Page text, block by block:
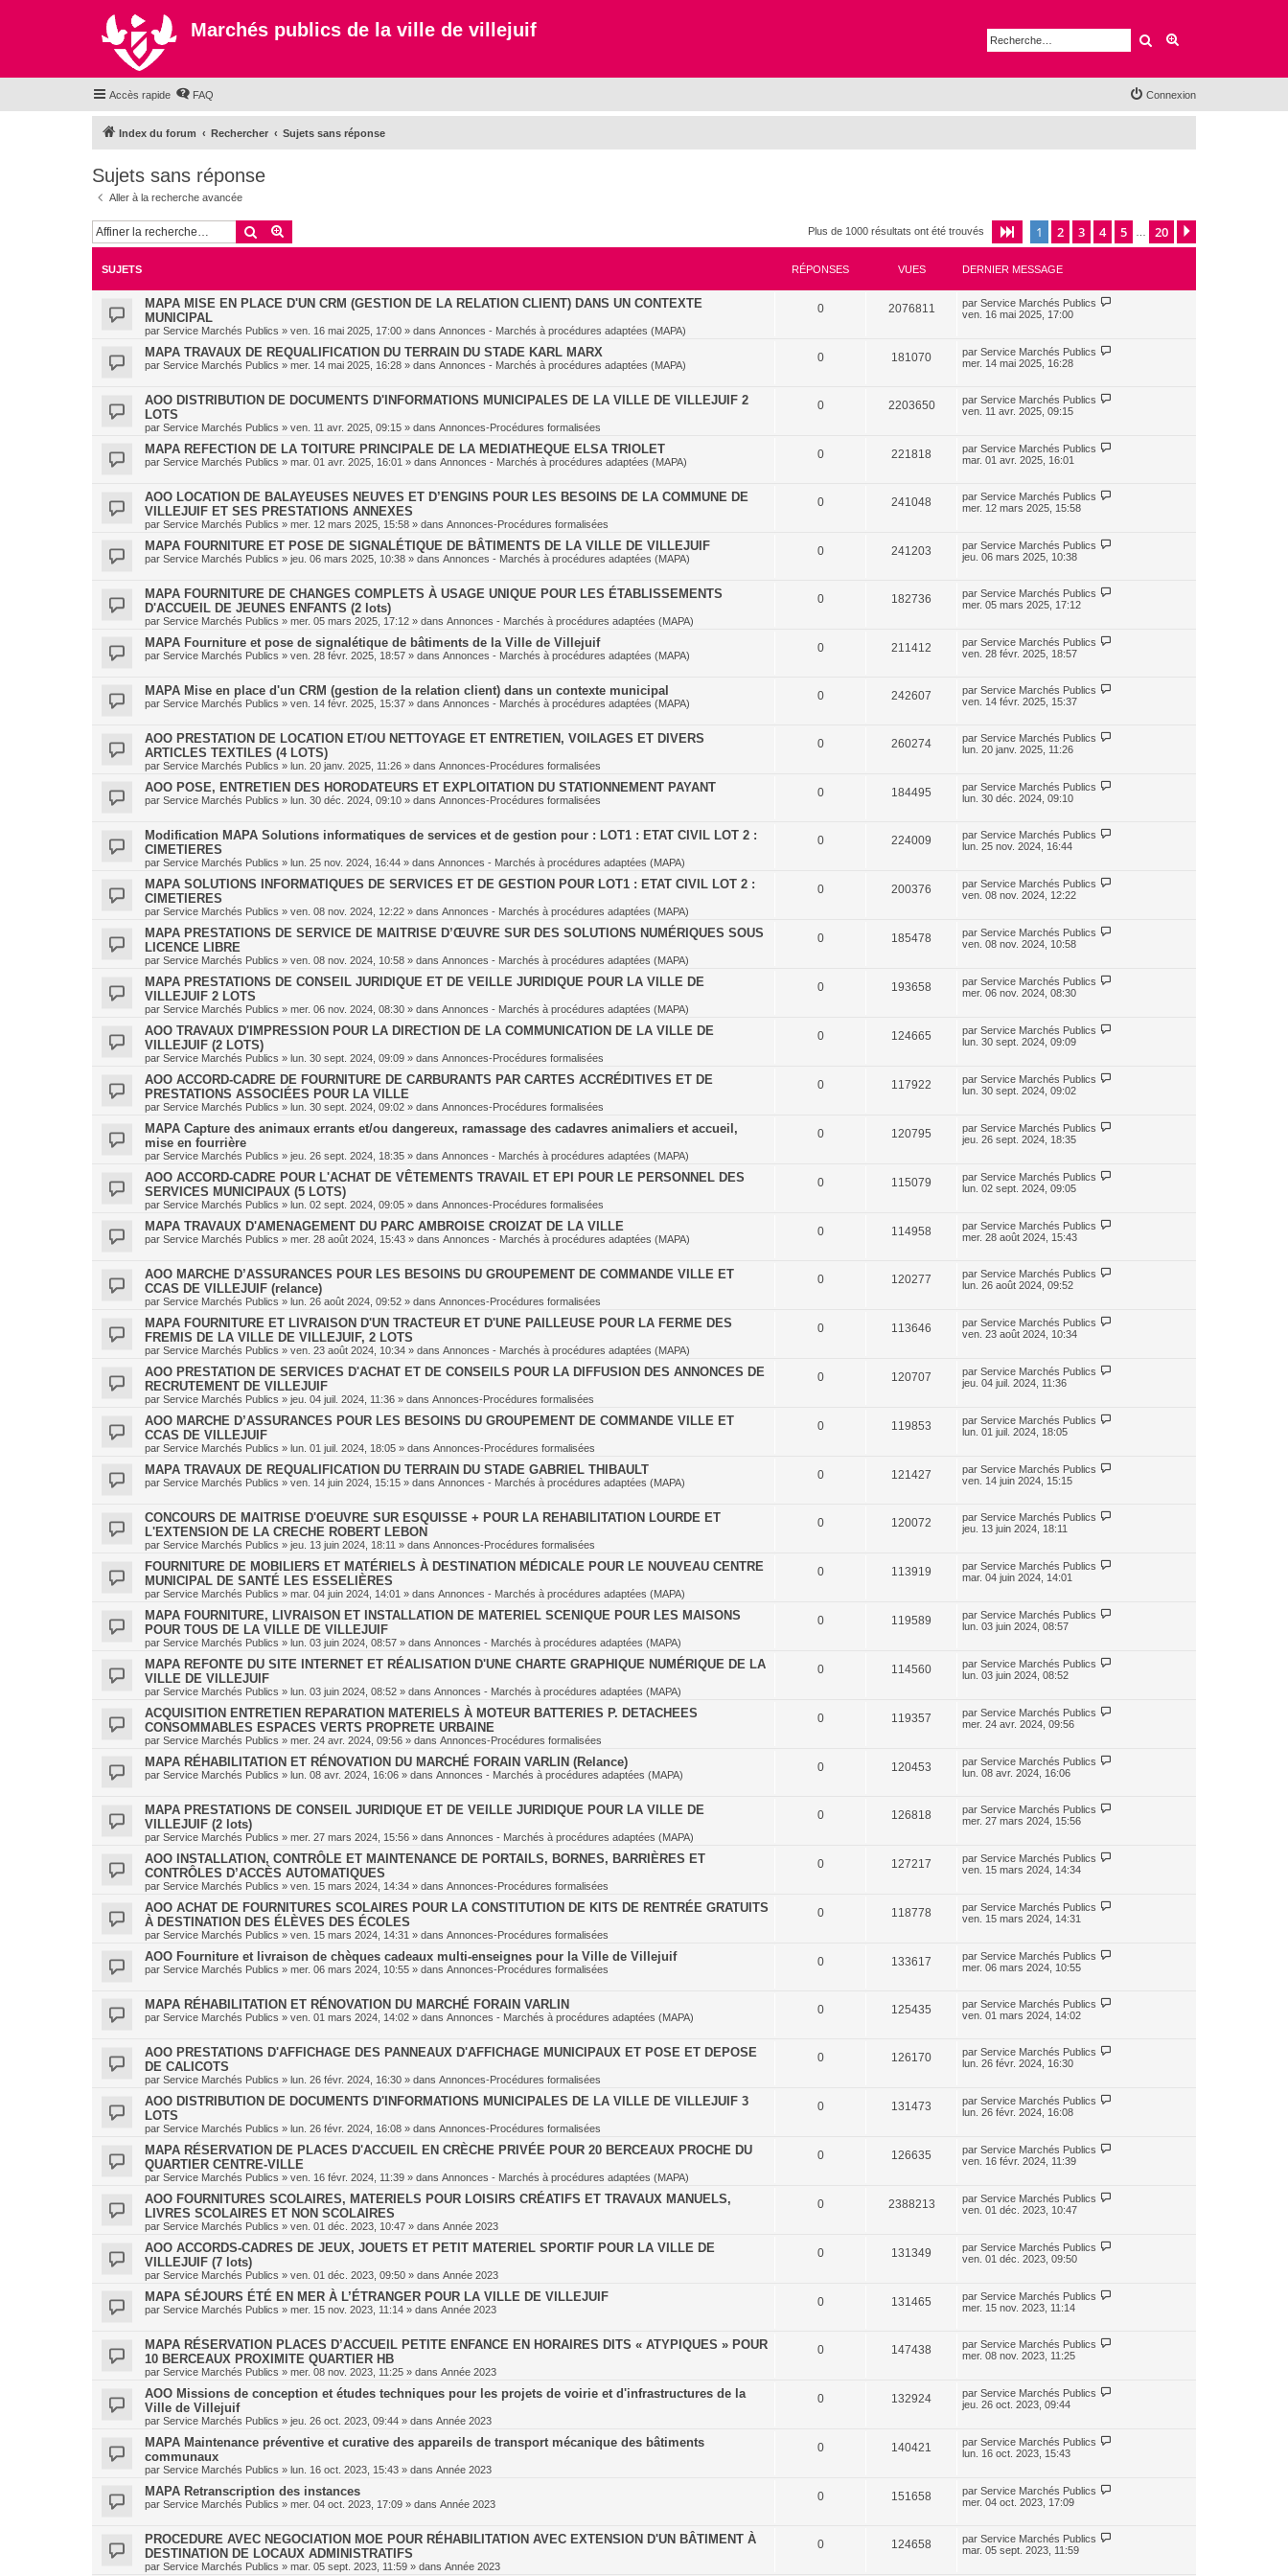
Marchés publics de la ville de villejuif Rechercher
Accès rapide FAQ Connexion
Index du forum Rechercher Sujets sans réponse
Sujets sans réponse
Aller à la recherche avancée
Rechercher Plus de 1000 résultats ont été trouvés Page sur20
1 2 3 4 5 20
SUJETS RÉPONSES VUES DERNIER MESSAGE
MAPA MISE EN PLACE D'UN CRM (GESTION DE LA RELATION CLIENT) DANS UN CONTEXTE
MUNICIPAL
par Service Marchés Publics » ven. 16 mai 2025, 17:00 » dans Annonces - Marchés à procédures adaptées (MAPA)
0 2076811 par Service Marchés Publics
ven. 16 mai 2025, 17:00
MAPA TRAVAUX DE REQUALIFICATION DU TERRAIN DU STADE KARL MARX
par Service Marchés Publics » mer. 14 mai 2025, 16:28 » dans Annonces - Marchés à procédures adaptées (MAPA)
0 181070 par Service Marchés Publics
mer. 14 mai 2025, 16:28
AOO DISTRIBUTION DE DOCUMENTS D'INFORMATIONS MUNICIPALES DE LA VILLE DE VILLEJUIF 2
LOTS
par Service Marchés Publics » ven. 11 avr. 2025, 09:15 » dans Annonces-Procédures formalisées
0 2203650 par Service Marchés Publics
ven. 11 avr. 2025, 09:15
MAPA REFECTION DE LA TOITURE PRINCIPALE DE LA MEDIATHEQUE ELSA TRIOLET
par Service Marchés Publics » mar. 01 avr. 2025, 16:01 » dans Annonces - Marchés à procédures adaptées (MAPA)
0 221818 par Service Marchés Publics
mar. 01 avr. 2025, 16:01
AOO LOCATION DE BALAYEUSES NEUVES ET D’ENGINS POUR LES BESOINS DE LA COMMUNE DE
VILLEJUIF ET SES PRESTATIONS ANNEXES
par Service Marchés Publics » mer. 12 mars 2025, 15:58 » dans Annonces-Procédures formalisées
0 241048 par Service Marchés Publics
mer. 12 mars 2025, 15:58
MAPA FOURNITURE ET POSE DE SIGNALÉTIQUE DE BÂTIMENTS DE LA VILLE DE VILLEJUIF
par Service Marchés Publics » jeu. 06 mars 2025, 10:38 » dans Annonces - Marchés à procédures adaptées (MAPA)
0 241203 par Service Marchés Publics
jeu. 06 mars 2025, 10:38
MAPA FOURNITURE DE CHANGES COMPLETS À USAGE UNIQUE POUR LES ÉTABLISSEMENTS
D'ACCUEIL DE JEUNES ENFANTS (2 lots)
par Service Marchés Publics » mer. 05 mars 2025, 17:12 » dans Annonces - Marchés à procédures adaptées (MAPA)
0 182736 par Service Marchés Publics
mer. 05 mars 2025, 17:12
MAPA Fourniture et pose de signalétique de bâtiments de la Ville de Villejuif
par Service Marchés Publics » ven. 28 févr. 2025, 18:57 » dans Annonces - Marchés à procédures adaptées (MAPA)
0 211412 par Service Marchés Publics
ven. 28 févr. 2025, 18:57
MAPA Mise en place d'un CRM (gestion de la relation client) dans un contexte municipal
par Service Marchés Publics » ven. 14 févr. 2025, 15:37 » dans Annonces - Marchés à procédures adaptées (MAPA)
0 242607 par Service Marchés Publics
ven. 14 févr. 2025, 15:37
AOO PRESTATION DE LOCATION ET/OU NETTOYAGE ET ENTRETIEN, VOILAGES ET DIVERS
ARTICLES TEXTILES (4 LOTS)
par Service Marchés Publics » lun. 20 janv. 2025, 11:26 » dans Annonces-Procédures formalisées
0 260274 par Service Marchés Publics
lun. 20 janv. 2025, 11:26
AOO POSE, ENTRETIEN DES HORODATEURS ET EXPLOITATION DU STATIONNEMENT PAYANT
par Service Marchés Publics » lun. 30 déc. 2024, 09:10 » dans Annonces-Procédures formalisées
0 184495 par Service Marchés Publics
lun. 30 déc. 2024, 09:10
Modification MAPA Solutions informatiques de services et de gestion pour : LOT1 : ETAT CIVIL LOT 2 :
CIMETIERES
par Service Marchés Publics » lun. 25 nov. 2024, 16:44 » dans Annonces - Marchés à procédures adaptées (MAPA)
0 224009 par Service Marchés Publics
lun. 25 nov. 2024, 16:44
MAPA SOLUTIONS INFORMATIQUES DE SERVICES ET DE GESTION POUR LOT1 : ETAT CIVIL LOT 2 :
CIMETIERES
par Service Marchés Publics » ven. 08 nov. 2024, 12:22 » dans Annonces - Marchés à procédures adaptées (MAPA)
0 200376 par Service Marchés Publics
ven. 08 nov. 2024, 12:22
MAPA PRESTATIONS DE SERVICE DE MAITRISE D’ŒUVRE SUR DES SOLUTIONS NUMÉRIQUES SOUS
LICENCE LIBRE
par Service Marchés Publics » ven. 08 nov. 2024, 10:58 » dans Annonces - Marchés à procédures adaptées (MAPA)
0 185478 par Service Marchés Publics
ven. 08 nov. 2024, 10:58
MAPA PRESTATIONS DE CONSEIL JURIDIQUE ET DE VEILLE JURIDIQUE POUR LA VILLE DE
VILLEJUIF 2 LOTS
par Service Marchés Publics » mer. 06 nov. 2024, 08:30 » dans Annonces - Marchés à procédures adaptées (MAPA)
0 193658 par Service Marchés Publics
mer. 06 nov. 2024, 08:30
AOO TRAVAUX D'IMPRESSION POUR LA DIRECTION DE LA COMMUNICATION DE LA VILLE DE
VILLEJUIF (2 LOTS)
par Service Marchés Publics » lun. 30 sept. 2024, 09:09 » dans Annonces-Procédures formalisées
0 124665 par Service Marchés Publics
lun. 30 sept. 2024, 09:09
AOO ACCORD-CADRE DE FOURNITURE DE CARBURANTS PAR CARTES ACCRÉDITIVES ET DE
PRESTATIONS ASSOCIÉES POUR LA VILLE
par Service Marchés Publics » lun. 30 sept. 2024, 09:02 » dans Annonces-Procédures formalisées
0 117922 par Service Marchés Publics
lun. 30 sept. 2024, 09:02
MAPA Capture des animaux errants et/ou dangereux, ramassage des cadavres animaliers et accueil,
mise en fourrière
par Service Marchés Publics » jeu. 26 sept. 2024, 18:35 » dans Annonces - Marchés à procédures adaptées (MAPA)
0 120795 par Service Marchés Publics
jeu. 26 sept. 2024, 18:35
AOO ACCORD-CADRE POUR L'ACHAT DE VÊTEMENTS TRAVAIL ET EPI POUR LE PERSONNEL DES
SERVICES MUNICIPAUX (5 LOTS)
par Service Marchés Publics » lun. 02 sept. 2024, 09:05 » dans Annonces-Procédures formalisées
0 115079 par Service Marchés Publics
lun. 02 sept. 2024, 09:05
MAPA TRAVAUX D'AMENAGEMENT DU PARC AMBROISE CROIZAT DE LA VILLE
par Service Marchés Publics » mer. 28 août 2024, 15:43 » dans Annonces - Marchés à procédures adaptées (MAPA)
0 114958 par Service Marchés Publics
mer. 28 août 2024, 15:43
AOO MARCHE D’ASSURANCES POUR LES BESOINS DU GROUPEMENT DE COMMANDE VILLE ET
CCAS DE VILLEJUIF (relance)
par Service Marchés Publics » lun. 26 août 2024, 09:52 » dans Annonces-Procédures formalisées
0 120277 par Service Marchés Publics
lun. 26 août 2024, 09:52
MAPA FOURNITURE ET LIVRAISON D'UN TRACTEUR ET D'UNE PAILLEUSE POUR LA FERME DES
FREMIS DE LA VILLE DE VILLEJUIF, 2 LOTS
par Service Marchés Publics » ven. 23 août 2024, 10:34 » dans Annonces - Marchés à procédures adaptées (MAPA)
0 113646 par Service Marchés Publics
ven. 23 août 2024, 10:34
AOO PRESTATION DE SERVICES D'ACHAT ET DE CONSEILS POUR LA DIFFUSION DES ANNONCES DE
RECRUTEMENT DE VILLEJUIF
par Service Marchés Publics » jeu. 04 juil. 2024, 11:36 » dans Annonces-Procédures formalisées
0 120707 par Service Marchés Publics
jeu. 04 juil. 2024, 11:36
AOO MARCHE D’ASSURANCES POUR LES BESOINS DU GROUPEMENT DE COMMANDE VILLE ET
CCAS DE VILLEJUIF
par Service Marchés Publics » lun. 01 juil. 2024, 18:05 » dans Annonces-Procédures formalisées
0 119853 par Service Marchés Publics
lun. 01 juil. 2024, 18:05
MAPA TRAVAUX DE REQUALIFICATION DU TERRAIN DU STADE GABRIEL THIBAULT
par Service Marchés Publics » ven. 14 juin 2024, 15:15 » dans Annonces - Marchés à procédures adaptées (MAPA)
0 121427 par Service Marchés Publics
ven. 14 juin 2024, 15:15
CONCOURS DE MAITRISE D'OEUVRE SUR ESQUISSE + POUR LA REHABILITATION LOURDE ET
L'EXTENSION DE LA CRECHE ROBERT LEBON
par Service Marchés Publics » jeu. 13 juin 2024, 18:11 » dans Annonces-Procédures formalisées
0 120072 par Service Marchés Publics
jeu. 13 juin 2024, 18:11
FOURNITURE DE MOBILIERS ET MATÉRIELS À DESTINATION MÉDICALE POUR LE NOUVEAU CENTRE
MUNICIPAL DE SANTÉ LES ESSELIÈRES
par Service Marchés Publics » mar. 04 juin 2024, 14:01 » dans Annonces - Marchés à procédures adaptées (MAPA)
0 113919 par Service Marchés Publics
mar. 04 juin 2024, 14:01
MAPA FOURNITURE, LIVRAISON ET INSTALLATION DE MATERIEL SCENIQUE POUR LES MAISONS
POUR TOUS DE LA VILLE DE VILLEJUIF
par Service Marchés Publics » lun. 03 juin 2024, 08:57 » dans Annonces - Marchés à procédures adaptées (MAPA)
0 119589 par Service Marchés Publics
lun. 03 juin 2024, 08:57
MAPA REFONTE DU SITE INTERNET ET RÉALISATION D'UNE CHARTE GRAPHIQUE NUMÉRIQUE DE LA
VILLE DE VILLEJUIF
par Service Marchés Publics » lun. 03 juin 2024, 08:52 » dans Annonces - Marchés à procédures adaptées (MAPA)
0 114560 par Service Marchés Publics
lun. 03 juin 2024, 08:52
ACQUISITION ENTRETIEN REPARATION MATERIELS À MOTEUR BATTERIES P. DETACHEES
CONSOMMABLES ESPACES VERTS PROPRETE URBAINE
par Service Marchés Publics » mer. 24 avr. 2024, 09:56 » dans Annonces-Procédures formalisées
0 119357 par Service Marchés Publics
mer. 24 avr. 2024, 09:56
MAPA RÉHABILITATION ET RÉNOVATION DU MARCHÉ FORAIN VARLIN (Relance)
par Service Marchés Publics » lun. 08 avr. 2024, 16:06 » dans Annonces - Marchés à procédures adaptées (MAPA)
0 120453 par Service Marchés Publics
lun. 08 avr. 2024, 16:06
MAPA PRESTATIONS DE CONSEIL JURIDIQUE ET DE VEILLE JURIDIQUE POUR LA VILLE DE
VILLEJUIF (2 lots)
par Service Marchés Publics » mer. 27 mars 2024, 15:56 » dans Annonces - Marchés à procédures adaptées (MAPA)
0 126818 par Service Marchés Publics
mer. 27 mars 2024, 15:56
AOO INSTALLATION, CONTRÔLE ET MAINTENANCE DE PORTAILS, BORNES, BARRIÈRES ET
CONTRÔLES D’ACCÈS AUTOMATIQUES
par Service Marchés Publics » ven. 15 mars 2024, 14:34 » dans Annonces-Procédures formalisées
0 127217 par Service Marchés Publics
ven. 15 mars 2024, 14:34
AOO ACHAT DE FOURNITURES SCOLAIRES POUR LA CONSTITUTION DE KITS DE RENTRÉE GRATUITS
À DESTINATION DES ÉLÈVES DES ÉCOLES
par Service Marchés Publics » ven. 15 mars 2024, 14:31 » dans Annonces-Procédures formalisées
0 118778 par Service Marchés Publics
ven. 15 mars 2024, 14:31
AOO Fourniture et livraison de chèques cadeaux multi-enseignes pour la Ville de Villejuif
par Service Marchés Publics » mer. 06 mars 2024, 10:55 » dans Annonces-Procédures formalisées
0 133617 par Service Marchés Publics
mer. 06 mars 2024, 10:55
MAPA RÉHABILITATION ET RÉNOVATION DU MARCHÉ FORAIN VARLIN
par Service Marchés Publics » ven. 01 mars 2024, 14:02 » dans Annonces - Marchés à procédures adaptées (MAPA)
0 125435 par Service Marchés Publics
ven. 01 mars 2024, 14:02
AOO PRESTATIONS D'AFFICHAGE DES PANNEAUX D'AFFICHAGE MUNICIPAUX ET POSE ET DEPOSE
DE CALICOTS
par Service Marchés Publics » lun. 26 févr. 2024, 16:30 » dans Annonces-Procédures formalisées
0 126170 par Service Marchés Publics
lun. 26 févr. 2024, 16:30
AOO DISTRIBUTION DE DOCUMENTS D'INFORMATIONS MUNICIPALES DE LA VILLE DE VILLEJUIF 3
LOTS
par Service Marchés Publics » lun. 26 févr. 2024, 16:08 » dans Annonces-Procédures formalisées
0 131473 par Service Marchés Publics
lun. 26 févr. 2024, 16:08
MAPA RÉSERVATION DE PLACES D'ACCUEIL EN CRÈCHE PRIVÉE POUR 20 BERCEAUX PROCHE DU
QUARTIER CENTRE-VILLE
par Service Marchés Publics » ven. 16 févr. 2024, 11:39 » dans Annonces - Marchés à procédures adaptées (MAPA)
0 126635 par Service Marchés Publics
ven. 16 févr. 2024, 11:39
AOO FOURNITURES SCOLAIRES, MATERIELS POUR LOISIRS CRÉATIFS ET TRAVAUX MANUELS,
LIVRES SCOLAIRES ET NON SCOLAIRES
par Service Marchés Publics » ven. 01 déc. 2023, 10:47 » dans Année 2023
0 2388213 par Service Marchés Publics
ven. 01 déc. 2023, 10:47
AOO ACCORDS-CADRES DE JEUX, JOUETS ET PETIT MATERIEL SPORTIF POUR LA VILLE DE
VILLEJUIF (7 lots)
par Service Marchés Publics » ven. 01 déc. 2023, 09:50 » dans Année 2023
0 131349 par Service Marchés Publics
ven. 01 déc. 2023, 09:50
MAPA SÉJOURS ÉTÉ EN MER À L’ÉTRANGER POUR LA VILLE DE VILLEJUIF
par Service Marchés Publics » mer. 15 nov. 2023, 11:14 » dans Année 2023
0 131465 par Service Marchés Publics
mer. 15 nov. 2023, 11:14
MAPA RÉSERVATION PLACES D’ACCUEIL PETITE ENFANCE EN HORAIRES DITS « ATYPIQUES » POUR
10 BERCEAUX PROXIMITE QUARTIER HB
par Service Marchés Publics » mer. 08 nov. 2023, 11:25 » dans Année 2023
0 147438 par Service Marchés Publics
mer. 08 nov. 2023, 11:25
AOO Missions de conception et études techniques pour les projets de voirie et d'infrastructures de la
Ville de Villejuif
par Service Marchés Publics » jeu. 26 oct. 2023, 09:44 » dans Année 2023
0 132924 par Service Marchés Publics
jeu. 26 oct. 2023, 09:44
MAPA Maintenance préventive et curative des appareils de transport mécanique des bâtiments
communaux
par Service Marchés Publics » lun. 16 oct. 2023, 15:43 » dans Année 2023
0 140421 par Service Marchés Publics
lun. 16 oct. 2023, 15:43
MAPA Retranscription des instances
par Service Marchés Publics » mer. 04 oct. 2023, 17:09 » dans Année 2023
0 151658 par Service Marchés Publics
mer. 04 oct. 2023, 17:09
PROCEDURE AVEC NEGOCIATION MOE POUR RÉHABILITATION AVEC EXTENSION D'UN BÂTIMENT À
DESTINATION DE LOCAUX ADMINISTRATIFS
par Service Marchés Publics » mar. 05 sept. 2023, 11:59 » dans Année 2023
0 124658 par Service Marchés Publics
mar. 05 sept. 2023, 11:59